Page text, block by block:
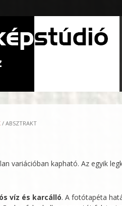
/ ABSZTRAKT
variációban kapható. Az egyik
víz és karcálló. A fotótapéta